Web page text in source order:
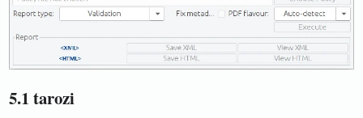
5.1 tarozi